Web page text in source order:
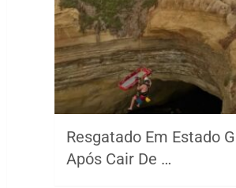
Resgatado Em Estado
Após Cair De …